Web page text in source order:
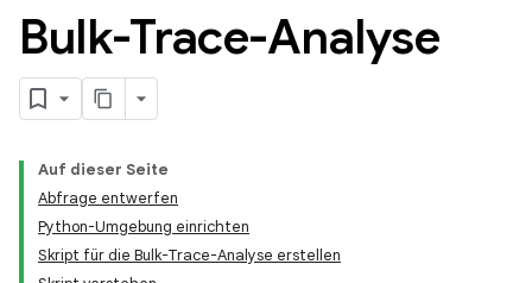
Bulk-Trace-Analyse
Auf dieser Seite
Abfrage entwerfen
Python-Umgebung einrichten
Skript für die Bulk-Trace-Analyse erstellen